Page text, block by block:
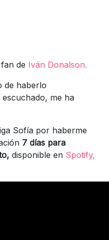
de Iván Donalson.
de haberlo
me ha
Sofía por haberme
7 días para
disponible en Spotify,